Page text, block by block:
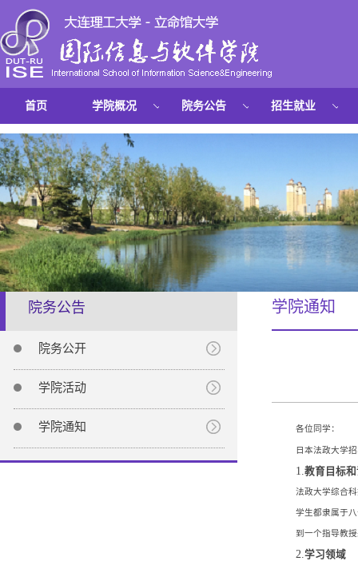
首页 学院概况 院务公告 招生就业
院务公告
院务公开
学院活动
学院通知
学院通知
各位同学：
日本法政大学
1.教育目标
法政大学综合
学生都隶属于
到一个指导教
2.学习领域